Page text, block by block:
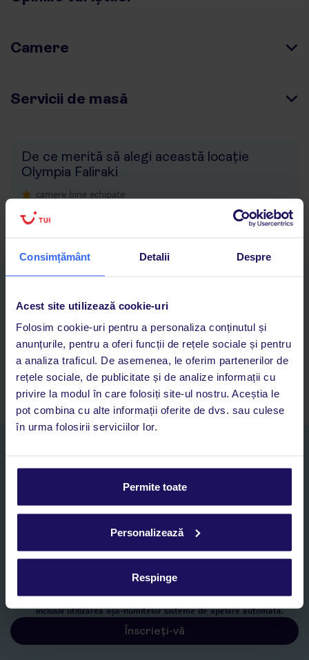
Consimțământ Detalii Despre
Acest site utilizează cookie-uri
Folosim cookie-uri pentru a personaliza conținutul și
anunțurile, pentru a oferi funcții de rețele sociale și pentru
a analiza traficul. De asemenea, le oferim partenerilor de
rețele sociale, de publicitate și de analize informații cu
privire la modul în care folosiți site-ul nostru. Aceștia le
pot combina cu alte informații oferite de dvs. sau culese
în urma folosirii serviciilor lor.
Permite toate
Personalizează
Respinge
Camere
Servicii de masă
De ce merită să alegi această locație
Olympia Faliraki
camere bine echipate
prietenos pentru familia
Cauți rapid vacanțe și hoteluri din toată lumea
Adaugi la favorite vacanțele care îți plac și revii oricând la ele
Acces la rezervările curente pentru vacanțe și hoteluri, într-o
singură aplicație
Asistență 24/7 prin chat, pe toată durata vacanței
E-MAIL*
Sunt de acord cu prelucrarea datelor mele personale de către TUI
„Informații privind prelucrarea datelor cu caracter
personal”, prin mijloace electronice de comunicare (e-mail),
inclusiv utilizarea așa-numitelor sisteme de apelare automată.
Înscrieți-vă